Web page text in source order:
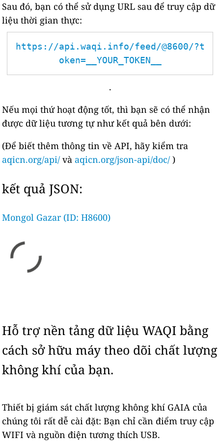
Sau đó, bạn có thể sử dụng URL sau để truy cập dữ
liệu thời gian thực:
https://api.waqi.info/feed/@8600/?t
oken=__YOUR_TOKEN__
.
Nếu mọi thứ hoạt động tốt, thì bạn sẽ có thể nhận
được dữ liệu tương tự như kết quả bên dưới:
(Để biết thêm thông tin về API, hãy kiểm tra
aqicn.org/api/ và aqicn.org/json-api/doc/ )
kết quả JSON:
Mongol Gazar (ID: H8600)
Hỗ trợ nền tảng dữ liệu WAQI bằng
cách sở hữu máy theo dõi chất lượng
không khí của bạn.
Thiết bị giám sát chất lượng không khí GAIA của
chúng tôi rất dễ cài đặt: Bạn chỉ cần điểm truy cập
WIFI và nguồn điện tương thích USB.